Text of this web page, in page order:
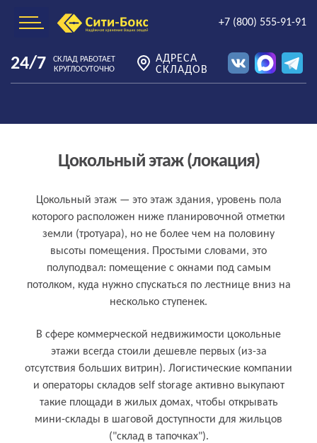
+7 (800) 555-91-91
24/7
СКЛАД РАБОТАЕТ
КРУГЛОСУТОЧНО
АДРЕСА
СКЛАДОВ
Цокольный этаж (локация)
Что такое цокольный этаж (локация)
простыми словами
Цокольный этаж — это этаж здания, уровень пола
которого расположен ниже планировочной отметки
земли (тротуара), но не более чем на половину
высоты помещения. Простыми словами, это
полуподвал: помещение с окнами под самым
потолком, куда нужно спускаться по лестнице вниз на
несколько ступенек.
В сфере коммерческой недвижимости цокольные
этажи всегда стоили дешевле первых (из-за
отсутствия больших витрин). Логистические компании
и операторы складов self storage активно выкупают
такие площади в жилых домах, чтобы открывать
мини-склады в шаговой доступности для жильцов
("склад в тапочках").